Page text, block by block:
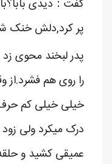
گفت：دیدی
پر کرد,دلش خنک
پدر لبخند محوی زد
را روی هم فشرد.از
خیلی خیلی کم
درک میکرد ولی
عمیقی کشید و